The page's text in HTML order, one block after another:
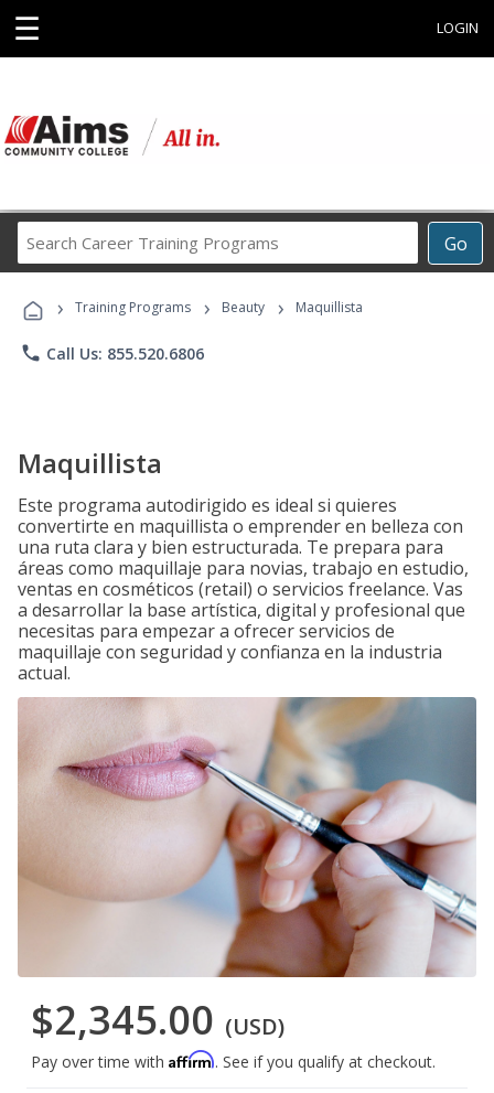
☰ LOGIN
Go
Career
Programs
› Training Programs › Beauty › Maquillista
phone Call Us: 855.520.6806
Maquillista
Este programa autodirigido es ideal si quieres
convertirte en maquillista o emprender en belleza con
una ruta clara y bien estructurada. Te prepara para
áreas como maquillaje para novias, trabajo en estudio,
ventas en cosméticos (retail) o servicios freelance. Vas
a desarrollar la base artística, digital y profesional que
necesitas para empezar a ofrecer servicios de
maquillaje con seguridad y confianza en la industria
actual.
$2,345.00 (USD)
Pay over time with Affirm. See if you qualify at checkout.